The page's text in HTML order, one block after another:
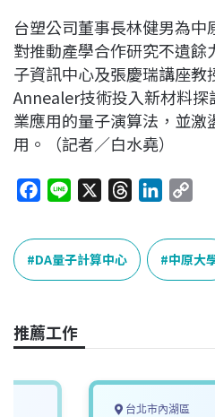
台塑公司董事長林健男為中
對推動產學合作研究不遺
子資訊中心及張慶瑞講座
Annealer技術投入新材料
業應用的量子演算法，並
用。（記者／白水堯）
c
e
b
o
k
n
e
e
a
n
k
e
n
p
y
L
k
DA量子計算中心 中原大
推薦工作
台北市內湖區